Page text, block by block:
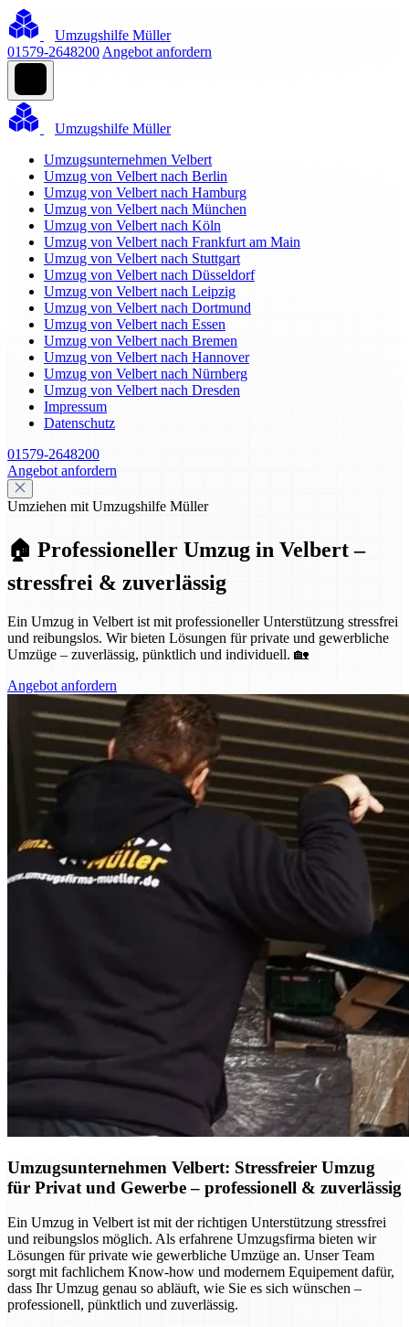
Umzugshilfe Müller
01579-2648200 Angebot anfordern
Umzugshilfe Müller
Umzugsunternehmen Velbert
Umzug von Velbert nach Berlin
Umzug von Velbert nach Hamburg
Umzug von Velbert nach München
Umzug von Velbert nach Köln
Umzug von Velbert nach Frankfurt am Main
Umzug von Velbert nach Stuttgart
Umzug von Velbert nach Düsseldorf
Umzug von Velbert nach Leipzig
Umzug von Velbert nach Dortmund
Umzug von Velbert nach Essen
Umzug von Velbert nach Bremen
Umzug von Velbert nach Hannover
Umzug von Velbert nach Nürnberg
Umzug von Velbert nach Dresden
Impressum
Datenschutz
01579-2648200
Angebot anfordern
Umziehen mit Umzugshilfe Müller
🏠 Professioneller Umzug in Velbert –
stressfrei & zuverlässig
Ein Umzug in Velbert ist mit professioneller Unterstützung stressfrei
und reibungslos. Wir bieten Lösungen für private und gewerbliche
Umzüge – zuverlässig, pünktlich und individuell. 🏡
Angebot anfordern
Umzugsunternehmen Velbert: Stressfreier Umzug
für Privat und Gewerbe – professionell & zuverlässig
Ein Umzug in Velbert ist mit der richtigen Unterstützung stressfrei
und reibungslos möglich. Als erfahrene Umzugsfirma bieten wir
Lösungen für private wie gewerbliche Umzüge an. Unser Team
sorgt mit fachlichem Know-how und modernem Equipement dafür,
dass Ihr Umzug genau so abläuft, wie Sie es sich wünschen –
professionell, pünktlich und zuverlässig.